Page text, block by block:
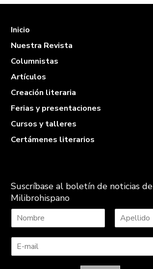
Inicio
Nuestra Revista
Columnistas
Artículos
Creación literaria
Ferias y presentaciones
Cursos y talleres
Certámenes literarios
Suscríbase al boletín de noticias de
Milibrohispano
o
b
p
l